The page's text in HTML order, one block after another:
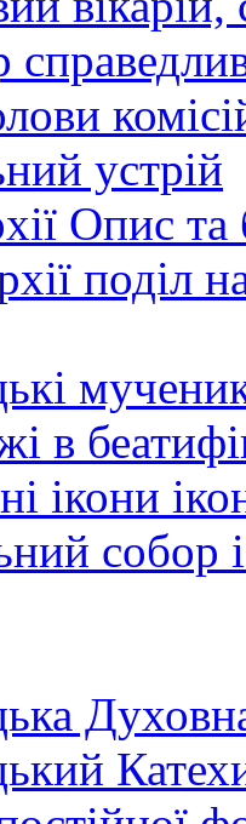
устрій
Опис та
поділ
в
ікони
собор